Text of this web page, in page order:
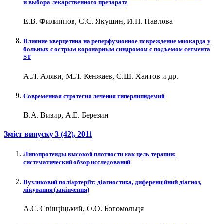
и выбора лекарственного препарата
Е.В. Филиппов, С.С. Якушин, И.П. Павлова
Влияние кверцетина на реперфузионное повреждение миокарда у
больных с острым коронарным синдромом с подъемом сегмента
ST
А.Л. Аляви, М.Л. Кенжаев, С.Ш. Хаитов и др.
Современная стратегия лечения гиперлипидемий
В.А. Визир, А.Е. Березин
Зміст випуску 3 (42), 2011
Липопротеиды высокой плотности как цель терапии:
систематический обзор исследований
Вузликовий поліартеріїт: діагностика, диференційний діагноз,
лікування (закінчення)
А.С. Свінціцький, О.О. Богомольця